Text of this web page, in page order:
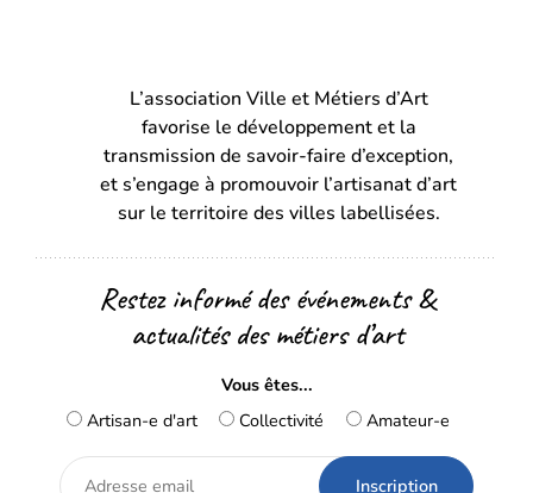
un
onglet)onglet)
L’association Ville et Métiers d’Art
favorise le développement et la
transmission de savoir-faire d’exception,
et s’engage à promouvoir l’artisanat d’art
sur le territoire des villes labellisées.
Restez informé des événements &
actualités des métiers d’art
Vous êtes...
Artisan-e d'art
Collectivité Amateur-e
Adresse